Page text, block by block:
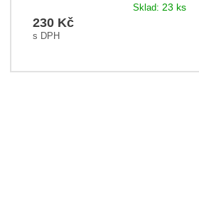
Sklad: 23 ks
230 Kč